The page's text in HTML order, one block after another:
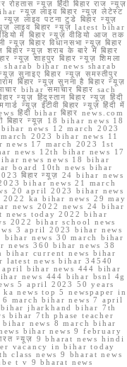
रोहतास न्यूज़ हिंदी बिहार राज न्यूज़
न्यूज़ लाइव बिहार न्यूज़ लेटेस्ट
न्यूज़ लाइव पटना टुडे बिहार न्यूज़
लाइव बिहार न्यूज़ latest bihar
में बिहार न्यूज़ वीडियो आज तक
न्यूज़ बिहार विधानसभा न्यूज़ बिहार
बिहार न्यूज़ शराब के बारे में बिहार
न्यूज़ शाहपुर बिहार न्यूज़ शिमला
sharab bihar news sharab
सुनाइए बिहार न्यूज़ समस्तीपुर
बिहार न्यूज़ सुनना है बिहार न्यूज़
bihar समाचार बिहार sach
न्यूज़ हिंदुस्तान बिहार न्यूज़ हिंदी
न्यूज़ ईटीवी बिहार न्यूज़ हिंदी में
हिंदी bihar बिहार news.com
बिहार न्यूज़ 18 bihar news 18
news 12 march 2023
2023 bihar news 11
news 17 march 2023 1st
news 12th bihar news 17
news news 18 bihar
board 10th news bihar
बिहार न्यूज़ 24 bihar news
2023 bihar news 21 march
20 april 2023 bihar news
ka bihar news 29 may
news 2022 news 24 bihar
news today 2022 bihar
2022 bihar school news
3 april 2023 bihar news
bihar news 30 march bihar
news 360 bihar news 38
bihar current news bihar
latest news bihar 34540
april bihar news 444 bihar
news 444 bihar bsnl 4g
5 april 2023 50 years
news top 5 newspaper in
march bihar news 7 april
bihar jharkhand bihar 7th
bihar 7th phase teacher
news 8 march bihar
bihar news 9 february
न्यूज़ 9 bharat news hindi
vacancy in bihar today
class news 9 bharat news
t v 9 bharat news